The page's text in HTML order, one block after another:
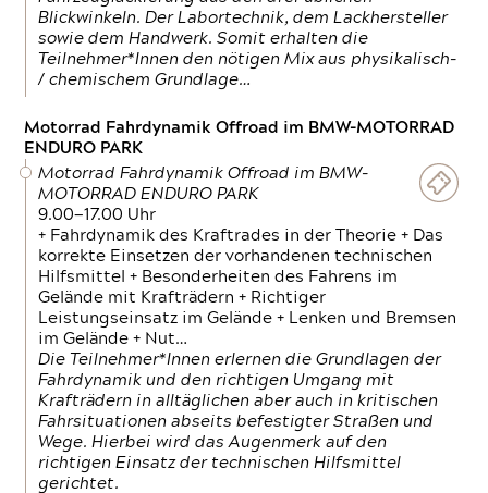
Blickwinkeln. Der Labortechnik, dem Lackhersteller
sowie dem Handwerk. Somit erhalten die
Teilnehmer*Innen den nötigen Mix aus physikalisch-
/ chemischem Grundlage…
Motorrad Fahrdynamik Offroad im BMW-MOTORRAD
ENDURO PARK
Motorrad Fahrdynamik Offroad im BMW-
MOTORRAD ENDURO PARK
9.00—17.00 Uhr
+ Fahrdynamik des Kraftrades in der Theorie + Das
korrekte Einsetzen der vorhandenen technischen
Hilfsmittel + Besonderheiten des Fahrens im
Gelände mit Krafträdern + Richtiger
Leistungseinsatz im Gelände + Lenken und Bremsen
im Gelände + Nut…
Die Teilnehmer*Innen erlernen die Grundlagen der
Fahrdynamik und den richtigen Umgang mit
Krafträdern in alltäglichen aber auch in kritischen
Fahrsituationen abseits befestigter Straßen und
Wege. Hierbei wird das Augenmerk auf den
richtigen Einsatz der technischen Hilfsmittel
gerichtet.